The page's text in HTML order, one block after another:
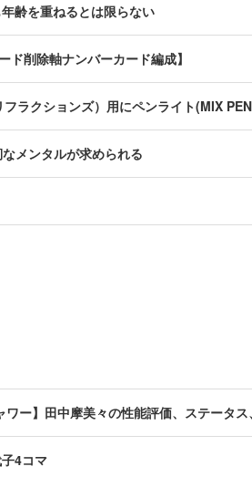
齢を重ねるとは限らない
ド削除軸ナンバーカード編成】
ラクションズ）用にペンライト(MIX
メンタルが求められる
ー】田中摩美々の性能評価、ステータ
4コマ